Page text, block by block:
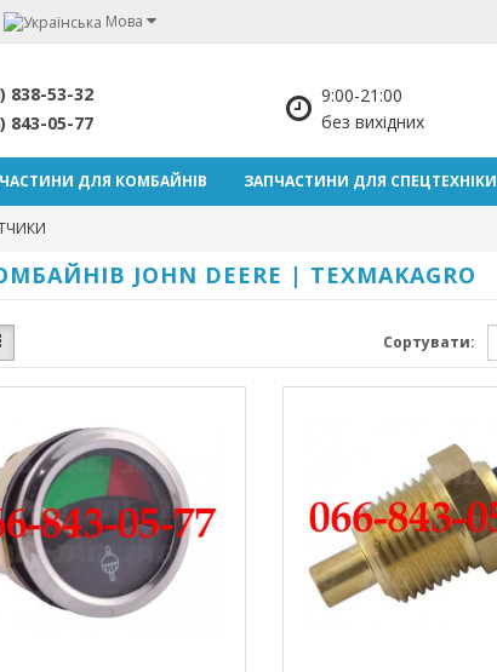
Мова
838-53-32
843-05-77
9:00-21:00
без вихідних
ДЛЯ КОМБАЙНІВ ЗАПЧАСТИНИ ДЛЯ СПЕЦТЕХНІКИ
JOHN DEERE | TEXMAKAGRO
Сортувати: